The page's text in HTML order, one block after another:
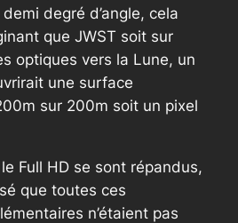
degré d’angle, cela
que JWST soit sur
optiques vers la Lune, un
une surface
sur 200m soit un pixel
Full HD se sont répandus,
que toutes ces
n’étaient pas